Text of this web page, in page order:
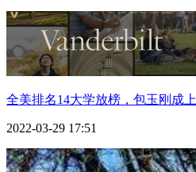
全美排名14大学放榜，包玉刚成上
2022-03-29 17:51